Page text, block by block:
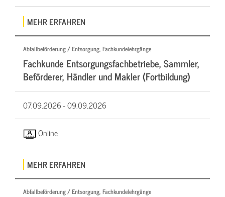
MEHR ERFAHREN
Abfallbeförderung / Entsorgung, Fachkundelehrgänge
Fachkunde Entsorgungsfachbetriebe, Sammler,
Beförderer, Händler und Makler (Fortbildung)
07.09.2026 -09.09.2026
Online
MEHR ERFAHREN
Abfallbeförderung / Entsorgung, Fachkundelehrgänge